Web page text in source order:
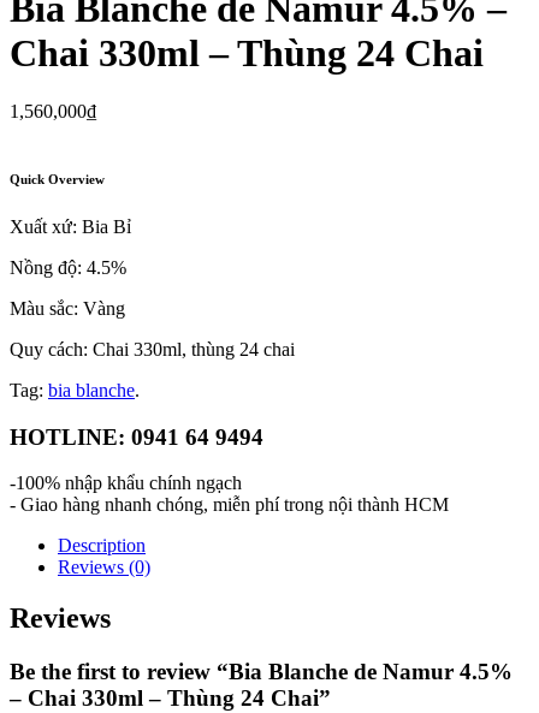
Chai 330ml – Thùng 24 Chai
1,560,000₫
Quick Overview
Xuất xứ: Bia Bỉ
Nồng độ: 4.5%
Màu sắc: Vàng
Quy cách: Chai 330ml, thùng 24 chai
Tag: bia blanche.
HOTLINE: 0941 64 9494
-100% nhập khẩu chính ngạch
- Giao hàng nhanh chóng, miễn phí trong nội thành HCM
Description
Reviews (0)
Reviews
Be the first to review “Bia Blanche de Namur 4.5%
– Chai 330ml – Thùng 24 Chai”